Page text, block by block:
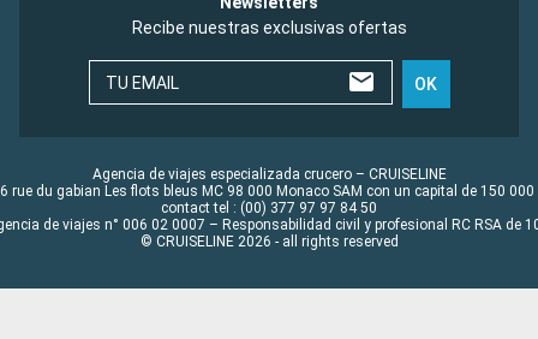
Recibe nuestras exclusivas ofertas
TU EMAIL OK
Agencia de viajes especializada crucero – CRUISELINE
rue du gabian Les flots bleus MC 98 000 Monaco SAM con un capital de 150 000
contact tel : (00) 377 97 97 84 50
de viajes n° 006 02 0007 – Responsabilidad civil y profesional RC RSA de
© CRUISELINE 2026 - all rights reserved